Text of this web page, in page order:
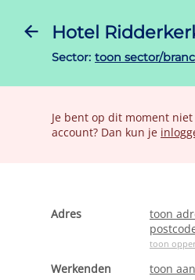
Hotel
Sector: toon sector/
Je bent op dit moment
account? Dan kun je
Adres
toon
toon
Werkenden
toon